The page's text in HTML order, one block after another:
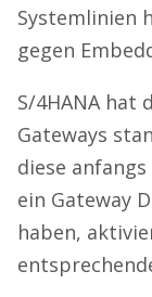
Systemlinien
gegen
S/4HANA hat
Gateways
diese
ein Gateway
haben,